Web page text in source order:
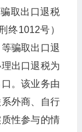
取出口退税
终1012号）
骗取出口退
出口退税为
。该业务由
外商、自行
性参与的情